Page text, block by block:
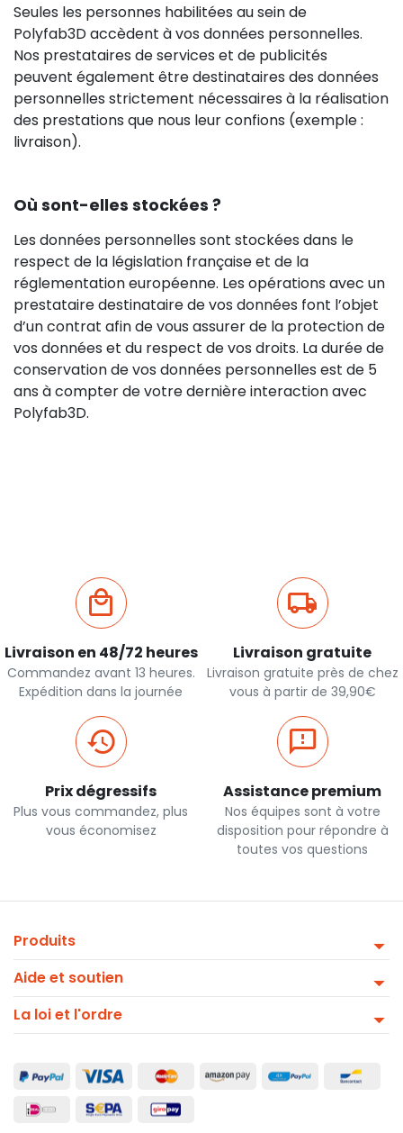
Seules les personnes habilitées au sein de
Polyfab3D accèdent à vos données personnelles.
Nos prestataires de services et de publicités
peuvent également être destinataires des données
personnelles strictement nécessaires à la réalisation
des prestations que nous leur confions (exemple :
livraison).
Où sont-elles stockées ?
Les données personnelles sont stockées dans le
respect de la législation française et de la
réglementation européenne. Les opérations avec un
prestataire destinataire de vos données font l’objet
d’un contrat afin de vous assurer de la protection de
vos données et du respect de vos droits. La durée de
conservation de vos données personnelles est de 5
ans à compter de votre dernière interaction avec
Polyfab3D.
Livraison en 48/72 heures
Commandez avant 13 heures.
Expédition dans la journée
Livraison gratuite
Livraison gratuite près de chez
vous à partir de 39,90€
Prix dégressifs
Plus vous commandez, plus
vous économisez
Assistance premium
Nos équipes sont à votre
disposition pour répondre à
toutes vos questions
Produits
Aide et soutien
La loi et l'ordre